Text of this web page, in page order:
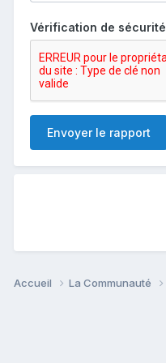
Vérification de sécurité
Envoyer le rapport
Accueil La Communauté